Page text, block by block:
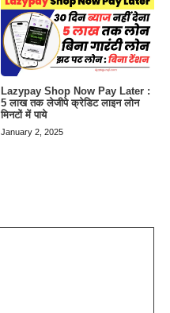
Lazypay Shop Now Pay Later :
5 लाख तक लेजीपे क्रेडिट लाइन लोन
मिनटों में पाये
January 2, 2025